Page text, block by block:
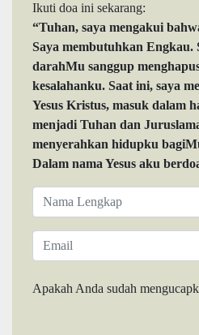
Ikuti doa ini sekarang:
“Tuhan, saya mengakui
Saya membutuhkan Engkau.
darahMu sanggup
kesalahanku. Saat ini, saya
Yesus Kristus, masuk dalam
menjadi Tuhan dan
menyerahkan hidupku
Dalam nama Yesus aku
Apakah Anda sudah